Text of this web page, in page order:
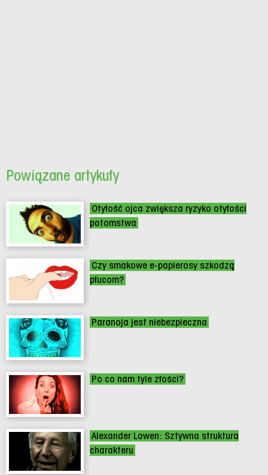
Powiązane artykuły
Otyłość ojca zwiększa ryzyko otyłości
potomstwa
Czy smakowe e-papierosy szkodzą
płucom?
Paranoja jest niebezpieczna
Po co nam tyle złości?
Alexander Lowen: Sztywna struktura
charakteru